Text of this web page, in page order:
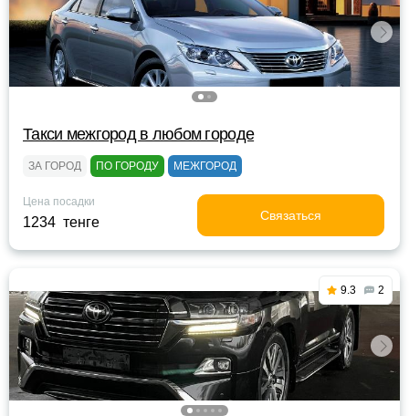
Такси межгород в любом городе
ЗА ГОРОД ПО ГОРОДУ МЕЖГОРОД
Цена посадки
1234 тенге Связаться
9.3 2